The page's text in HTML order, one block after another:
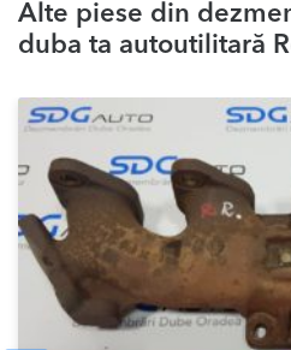
Alte piese din
duba ta autoutilitară